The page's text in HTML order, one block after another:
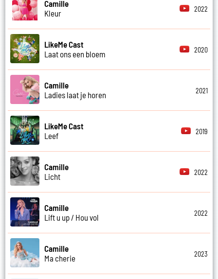
Camille
Kleur
2022
LikeMe Cast
Laat ons een bloem
2020
Camille
Ladies laat je horen
2021
LikeMe Cast
Leef
2019
Camille
Licht
2022
Camille
Lift u up / Hou vol
2022
Camille
Ma cherie
2023